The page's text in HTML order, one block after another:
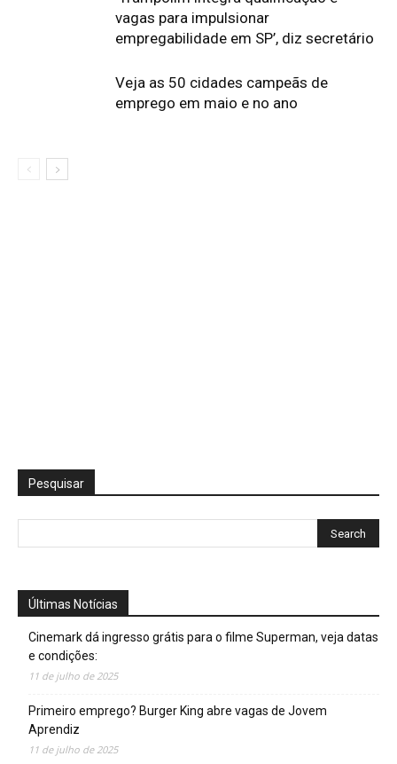
vagas para impulsionar
empregabilidade em SP’, diz secretário
Veja as 50 cidades campeãs de
emprego em maio e no ano
Pesquisar
Últimas Notícias
Cinemark dá ingresso grátis para o filme Superman, veja datas
e condições:
11 de julho de 2025
Primeiro emprego? Burger King abre vagas de Jovem
Aprendiz
11 de julho de 2025